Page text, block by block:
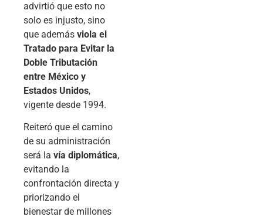
advirtió que esto no
solo es injusto, sino
que además viola el
Tratado para Evitar la
Doble Tributación
entre México y
Estados Unidos,
vigente desde 1994.
Reiteró que el camino
de su administración
será la vía diplomática,
evitando la
confrontación directa y
priorizando el
bienestar de millones